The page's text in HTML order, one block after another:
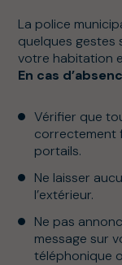
La police
quelques gestes
votre habitation
En cas
Vérifier que
correctement
portails.
Ne laisser
l’extérieur.
Ne pas
message sur
téléphonique